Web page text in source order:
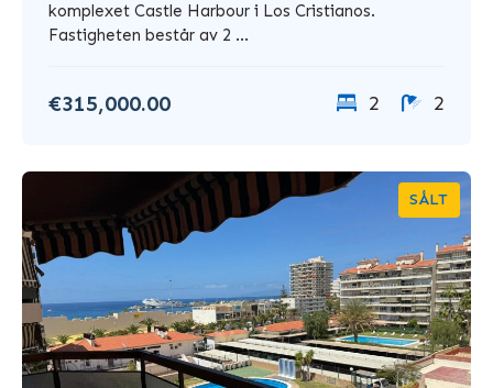
komplexet Castle Harbour i Los Cristianos.
Fastigheten består av 2 ...
€315,000.00 2 2
SÅLT